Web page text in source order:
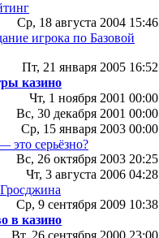
Ср, 18 августа 2004 15:46
игрока по Базовой
Пт, 21 января 2005 16:52
казино
Чт, 1 ноября 2001 00:00
Вс, 30 декабря 2001 00:00
Ср, 15 января 2003 00:00
это серьёзно?
Вс, 26 октября 2003 20:25
Чт, 3 августа 2006 04:28
Ср, 9 сентября 2009 10:38
в казино
Вт, 26 сентября 2000 23:00